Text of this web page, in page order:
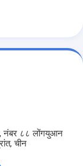
नंबर ८८ लोंगयुआन
चीन